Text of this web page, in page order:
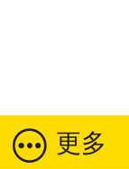
更多